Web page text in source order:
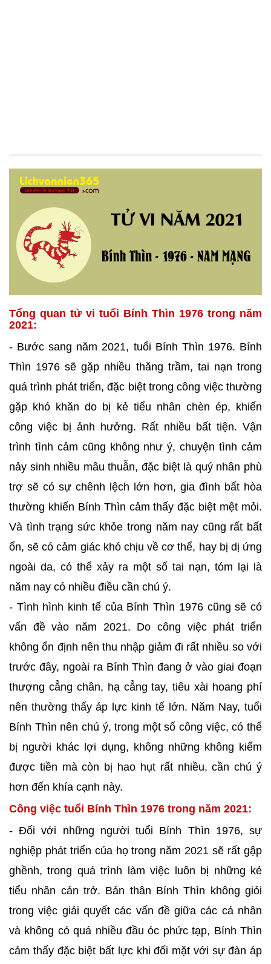
Tổng quan tử vi tuổi Bính Thìn 1976 trong năm
2021:
- Bước sang năm 2021, tuổi Bính Thìn 1976. Bính
Thìn 1976 sẽ gặp nhiều thăng trầm, tai nạn trong
quá trình phát triển, đặc biệt trong công việc thường
gặp khó khăn do bị kẻ tiểu nhân chèn ép, khiến
công việc bị ảnh hưởng. Rất nhiều bất tiện. Vận
trình tình cảm cũng không như ý, chuyện tình cảm
nảy sinh nhiều mâu thuẫn, đặc biệt là quý nhân phù
trợ sẽ có sự chênh lệch lớn hơn, gia đình bất hòa
thường khiến Bính Thìn cảm thấy đặc biệt mệt mỏi.
Và tình trạng sức khỏe trong năm nay cũng rất bất
ổn, sẽ có cảm giác khó chịu về cơ thể, hay bị dị ứng
ngoài da, có thể xảy ra một số tai nạn, tóm lại là
năm nay có nhiều điều cần chú ý.
- Tình hình kinh tế của Bính Thìn 1976 cũng sẽ có
vấn đề vào năm 2021. Do công việc phát triển
không ổn định nên thu nhập giảm đi rất nhiều so với
trước đây, ngoài ra Bính Thìn đang ở vào giai đoạn
thượng cẳng chân, hạ cẳng tay, tiêu xài hoang phí
nên thường thấy áp lực kinh tế lớn. Năm Nay, tuổi
Bính Thìn nên chú ý, trong một số công việc, có thể
bị người khác lợi dụng, không những không kiếm
được tiền mà còn bị hao hụt rất nhiều, cần chú ý
hơn đến khía cạnh này.
Công việc tuổi Bính Thìn 1976 trong năm 2021:
- Đối với những người tuổi Bính Thìn 1976, sự
nghiệp phát triển của họ trong năm 2021 sẽ rất gập
ghềnh, trong quá trình làm việc luôn bị những kẻ
tiểu nhân cản trở. Bản thân Bính Thìn không giỏi
trong việc giải quyết các vấn đề giữa các cá nhân
và không có quá nhiều đầu óc phức tạp, Bính Thìn
cảm thấy đặc biệt bất lực khi đối mặt với sự đàn áp